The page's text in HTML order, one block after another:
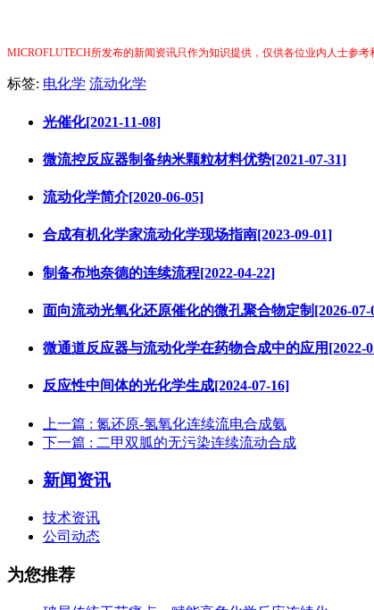
MICROFLUTECH所发布的新闻资讯只作为知识提供，仅供各位业内人士参
标签: 电化学 流动化学
光催化[2021-11-08]
微流控反应器制备纳米颗粒材料优势[2021-07-31]
流动化学简介[2020-06-05]
合成有机化学家流动化学现场指南[2023-09-01]
制备布地奈德的连续流程[2022-04-22]
面向流动光氧化还原催化的微孔聚合物定制[2026-07-
微通道反应器与流动化学在药物合成中的应用[2022-
反应性中间体的光化学生成[2024-07-16]
上一篇 : 氮还原-氢氧化连续流电合成氨
下一篇 : 二甲双胍的无污染连续流动合成
新闻资讯
技术资讯
公司动态
为您推荐